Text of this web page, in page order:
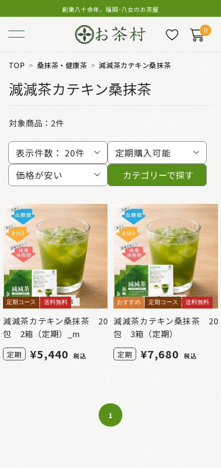
創業八十余年、福岡･八女のお茶屋
0
TOP 桑抹茶・健康茶 減減茶カテキン桑抹茶
減減茶カテキン桑抹茶
対象商品： 2件
表示件数： 20件
定期購入可能
価格が安い
カテゴリーで探す
定期コース 送料無料
減減茶カテキン桑抹茶 20
包 2箱（定期）_m
定期 ¥5,440 税込
おすすめ 定期コース 送料無料
減減茶カテキン桑抹茶 20
包 3箱（定期）
定期 ¥7,680 税込
1